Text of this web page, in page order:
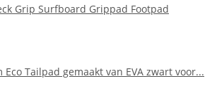
Grip Surfboard Grippad Footpad